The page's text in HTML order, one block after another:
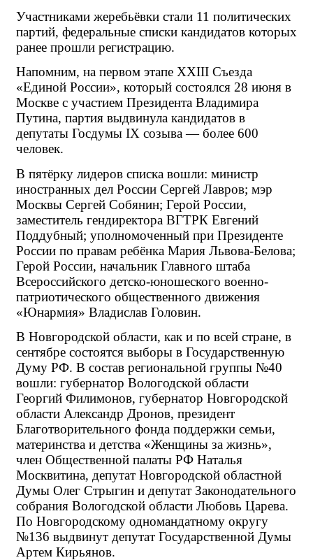
Участниками жеребьёвки стали 11 политических
партий, федеральные списки кандидатов которых
ранее прошли регистрацию.
Напомним, на первом этапе XXIII Съезда
«Единой России», который состоялся 28 июня в
Москве с участием Президента Владимира
Путина, партия выдвинула кандидатов в
депутаты Госдумы IX созыва — более 600
человек.
В пятёрку лидеров списка вошли: министр
иностранных дел России Сергей Лавров; мэр
Москвы Сергей Собянин; Герой России,
заместитель гендиректора ВГТРК Евгений
Поддубный; уполномоченный при Президенте
России по правам ребёнка Мария Львова-Белова;
Герой России, начальник Главного штаба
Всероссийского детско-юношеского военно-
патриотического общественного движения
«Юнармия» Владислав Головин.
В Новгородской области, как и по всей стране, в
сентябре состоятся выборы в Государственную
Думу РФ. В состав региональной группы №40
вошли: губернатор Вологодской области
Георгий Филимонов, губернатор Новгородской
области Александр Дронов, президент
Благотворительного фонда поддержки семьи,
материнства и детства «Женщины за жизнь»,
член Общественной палаты РФ Наталья
Москвитина, депутат Новгородской областной
Думы Олег Стрыгин и депутат Законодательного
собрания Вологодской области Любовь Царева.
По Новгородскому одномандатному округу
№136 выдвинут депутат Государственной Думы
Артем Кирьянов.